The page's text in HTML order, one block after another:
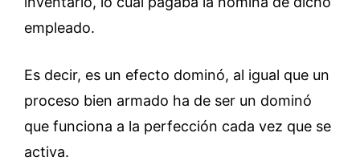
empleado.
Es decir, es un efecto dominó, al igual que un
proceso bien armado ha de ser un dominó
que funciona a la perfección cada vez que se
activa.